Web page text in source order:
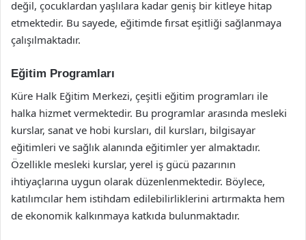
değil, çocuklardan yaşlılara kadar geniş bir kitleye hitap
etmektedir. Bu sayede, eğitimde fırsat eşitliği sağlanmaya
çalışılmaktadır.
Eğitim Programları
Küre Halk Eğitim Merkezi, çeşitli eğitim programları ile
halka hizmet vermektedir. Bu programlar arasında mesleki
kurslar, sanat ve hobi kursları, dil kursları, bilgisayar
eğitimleri ve sağlık alanında eğitimler yer almaktadır.
Özellikle mesleki kurslar, yerel iş gücü pazarının
ihtiyaçlarına uygun olarak düzenlenmektedir. Böylece,
katılımcılar hem istihdam edilebilirliklerini artırmakta hem
de ekonomik kalkınmaya katkıda bulunmaktadır.